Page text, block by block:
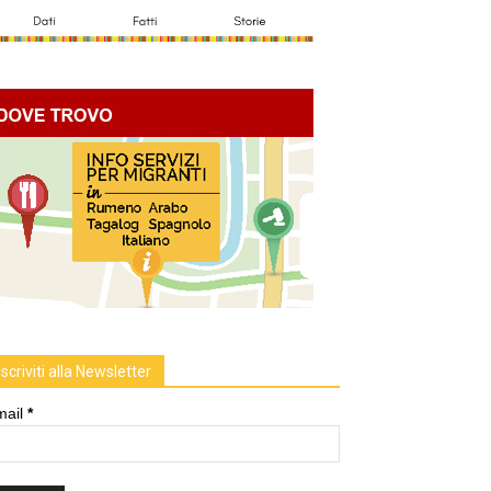
alla Newsletter
*